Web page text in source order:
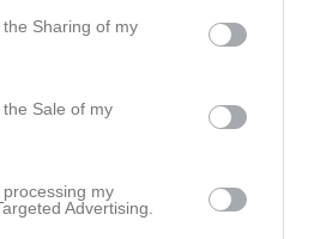
Sharing of my
Sale of my
my
Advertising.
väldigt bra insats från huvuddomare
inför sista omgången. Vinst mot
ett flertal scenarion som hänger på
bli allt från två till fyra.